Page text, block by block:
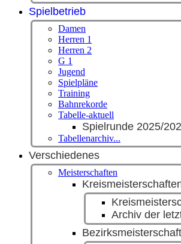
Spielbetrieb
Damen
Herren 1
Herren 2
G 1
Jugend
Spielpläne
Training
Bahnrekorde
Tabelle-aktuell
Spielrunde 2025/
Tabellenarchiv...
Verschiedenes
Meisterschaften
Archiv der